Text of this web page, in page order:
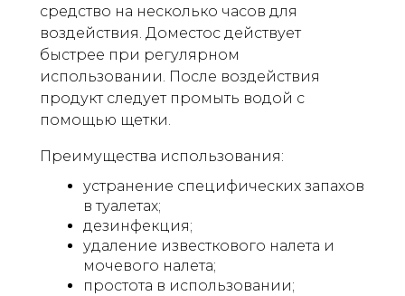
средство на несколько часов для
воздействия. Доместос действует
быстрее при регулярном
использовании. После воздействия
продукт следует промыть водой с
помощью щетки.
Преимущества использования:
устранение специфических запахов
в туалетах;
дезинфекция;
удаление известкового налета и
мочевого налета;
простота в использовании;